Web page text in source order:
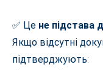
✅ Це не підстава
Якщо відсутні
підтверджують: